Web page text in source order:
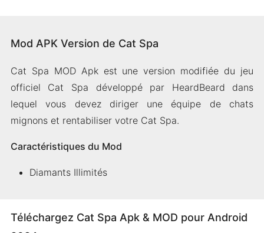
Mod APK Version de Cat Spa
Cat Spa MOD Apk est une version modifiée du jeu
officiel Cat Spa développé par HeardBeard dans
lequel vous devez diriger une équipe de chats
mignons et rentabiliser votre Cat Spa.
Caractéristiques du Mod
Diamants Illimités
Téléchargez Cat Spa Apk & MOD pour Android